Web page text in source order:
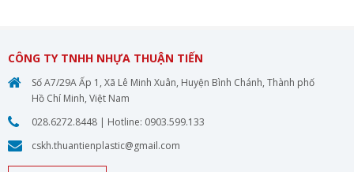
CÔNG TY TNHH NHỰA THUẬN TIẾN
Số A7/29A Ấp 1, Xã Lê Minh Xuân, Huyện Bình Chánh, Thành phố
Hồ Chí Minh, Việt Nam
028.6272.8448 | Hotline: 0903.599.133
cskh.thuantienplastic@gmail.com